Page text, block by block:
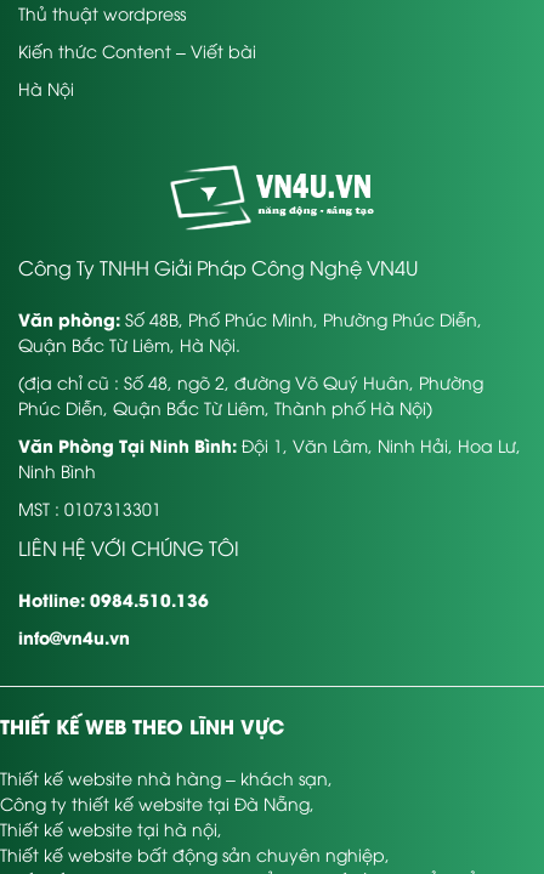
Thủ thuật wordpress
Kiến thức Content – Viết bài
Hà Nội
Công Ty TNHH Giải Pháp Công Nghệ VN4U
Văn phòng: Số 48B, Phố Phúc Minh, Phường Phúc Diễn,
Quận Bắc Từ Liêm, Hà Nội.
(địa chỉ cũ : Số 48, ngõ 2, đường Võ Quý Huân, Phường
Phúc Diễn, Quận Bắc Từ Liêm, Thành phố Hà Nội)
Văn Phòng Tại Ninh Bình: Đội 1, Văn Lâm, Ninh Hải, Hoa Lư,
Ninh Bình
MST : 0107313301
LIÊN HỆ VỚI CHÚNG TÔI
Hotline: 0984.510.136
info@vn4u.vn
THIẾT KẾ WEB THEO LĨNH VỰC
Thiết kế website nhà hàng – khách sạn,
Công ty thiết kế website tại Đà Nẵng,
Thiết kế website tại hà nội,
Thiết kế website bất động sản chuyên nghiệp,